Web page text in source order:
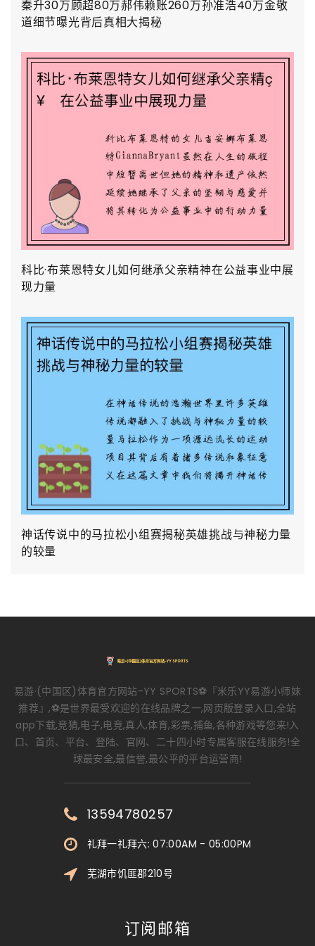
秦升30万顾超80万郝伟赖账260万孙准浩40万金敬
道细节曝光背后真相大揭秘
科比·布莱恩特女儿如何继承父亲精神在公益事业中展
现力量
神话传说中的马拉松小组赛揭秘英雄挑战与神秘力量
的较量
易游·(中国区)体育官方网站-YY SPORTS⚽️『米乐YY易游小师妹
推荐』,⚽️是世界最受欢迎的在线品牌之一,网页版登录入口,全站
app下载,竞猜,电子,电竞,真人,体育,彩票,捕鱼,各种游戏等您来!入
口、首页、平台、登陆、官网、二十四小时专属客服在线服务!全
球最安全,最信誉,最公平的平台运营商!
13594780257
礼拜一礼拜六: 07:00AM - 05:00PM
芜湖市饥匪郡210号
订阅邮箱